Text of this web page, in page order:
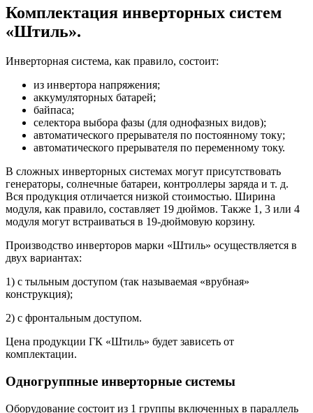
Комплектация инверторных систем
«Штиль».
Инверторная система, как правило, состоит:
из инвертора напряжения;
аккумуляторных батарей;
байпаса;
селектора выбора фазы (для однофазных видов);
автоматического прерывателя по постоянному току;
автоматического прерывателя по переменному току.
В сложных инверторных системах могут присутствовать
генераторы, солнечные батареи, контроллеры заряда и т. д.
Вся продукция отличается низкой стоимостью. Ширина
модуля, как правило, составляет 19 дюймов. Также 1, 3 или 4
модуля могут встраиваться в 19-дюймовую корзину.
Производство инверторов марки «Штиль» осуществляется в
двух вариантах:
1) с тыльным доступом (так называемая «врубная»
конструкция);
2) с фронтальным доступом.
Цена продукции ГК «Штиль» будет зависеть от
комплектации.
Одногруппные инверторные системы
Оборудование состоит из 1 группы включенных в параллель